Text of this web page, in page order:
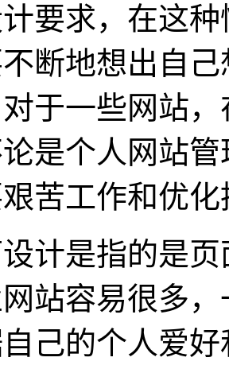
要求，在这
断地想出自
于一些网站
是个人网站
苦工作和优
是指的是页
站容易很多
己的个人爱